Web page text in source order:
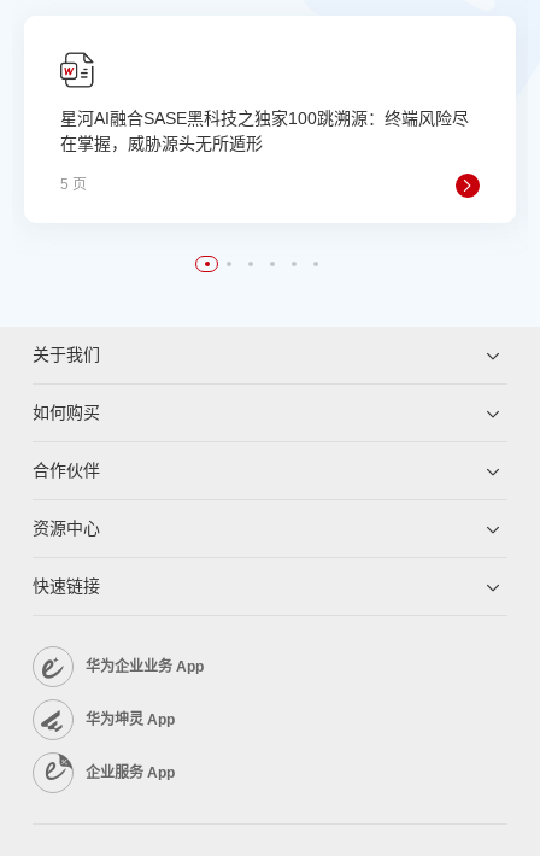
星河AI融合SASE黑科技之独家100跳溯源：终端风险尽
在掌握，威胁源头无所遁形
5 页
关于我们
如何购买
合作伙伴
资源中心
快速链接
华为企业业务 App
华为坤灵 App
企业服务 App